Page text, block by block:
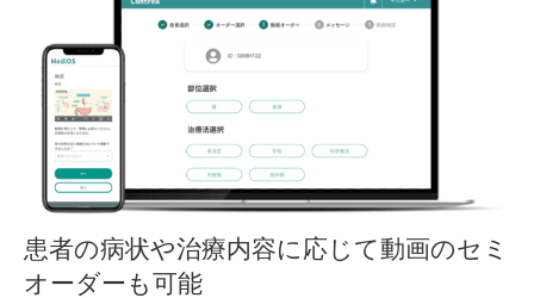
患者の病状や治療内容に応じて動画のセミ
オーダーも可能